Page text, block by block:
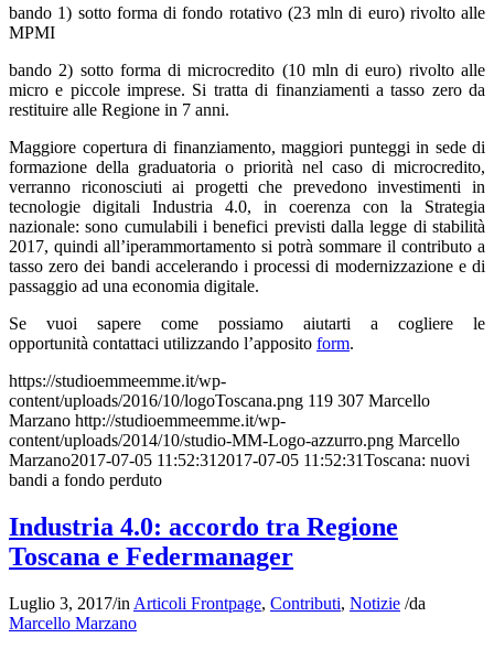
bando 1) sotto forma di fondo rotativo (23 mln di euro) rivolto alle
MPMI
bando 2) sotto forma di microcredito (10 mln di euro) rivolto alle
micro e piccole imprese. Si tratta di finanziamenti a tasso zero da
restituire alle Regione in 7 anni.
Maggiore copertura di finanziamento, maggiori punteggi in sede di
formazione della graduatoria o priorità nel caso di microcredito,
verranno riconosciuti ai progetti che prevedono investimenti in
tecnologie digitali Industria 4.0, in coerenza con la Strategia
nazionale: sono cumulabili i benefici previsti dalla legge di stabilità
2017, quindi all’iperammortamento si potrà sommare il contributo a
tasso zero dei bandi accelerando i processi di modernizzazione e di
passaggio ad una economia digitale.
Se vuoi sapere come possiamo aiutarti a cogliere le
opportunità contattaci utilizzando l’apposito form.
https://studioemmeemme.it/wp-
content/uploads/2016/10/logoToscana.png 119 307 Marcello
Marzano http://studioemmeemme.it/wp-
content/uploads/2014/10/studio-MM-Logo-azzurro.png Marcello
Marzano2017-07-05 11:52:31 2017-07-05 11:52:31Toscana: nuovi
bandi a fondo perduto
Industria 4.0: accordo tra Regione
Toscana e Federmanager
Luglio 3, 2017/in Articoli Frontpage, Contributi, Notizie /da
Marcello Marzano